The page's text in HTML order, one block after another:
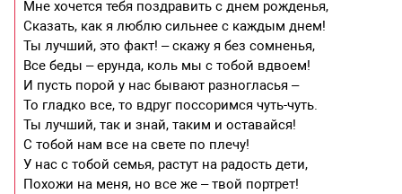
Мне хочется тебя поздравить с днем рожденья,
Сказать, как я люблю сильнее с каждым днем!
Ты лучший, это факт! – скажу я без сомненья,
Все беды – ерунда, коль мы с тобой вдвоем!
И пусть порой у нас бывают разногласья –
То гладко все, то вдруг поссоримся чуть-чуть.
Ты лучший, так и знай, таким и оставайся!
С тобой нам все на свете по плечу!
У нас с тобой семья, растут на радость дети,
Похожи на меня, но все же – твой портрет!